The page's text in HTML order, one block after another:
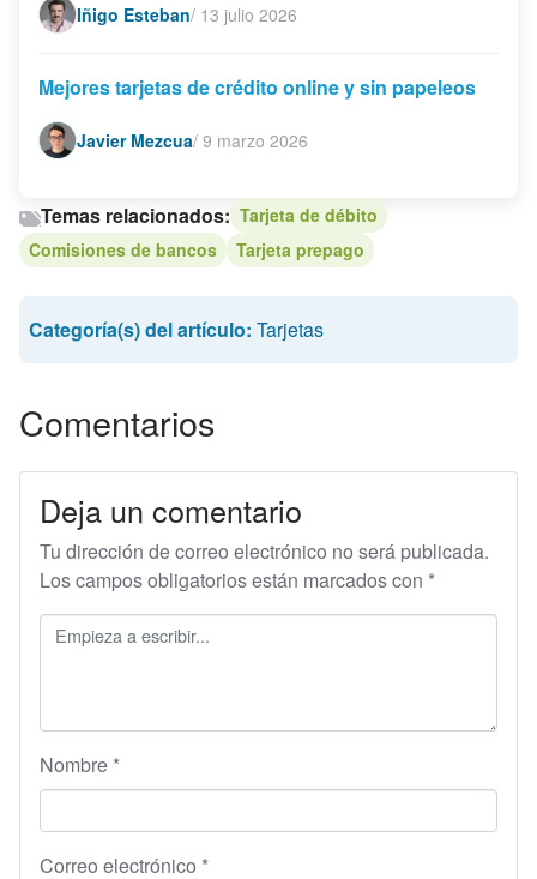
Iñigo Esteban/ 13 julio 2026
Mejores tarjetas de crédito online y sin papeleos
Javier Mezcua/ 9 marzo 2026
Temas relacionados: Tarjeta de débito
Comisiones de bancos
Tarjeta prepago
Categoría(s) del artículo: Tarjetas
Comentarios
Deja un comentario
Tu dirección de correo electrónico no será publicada.
Los campos obligatorios están marcados con *
Nombre *
Correo electrónico *